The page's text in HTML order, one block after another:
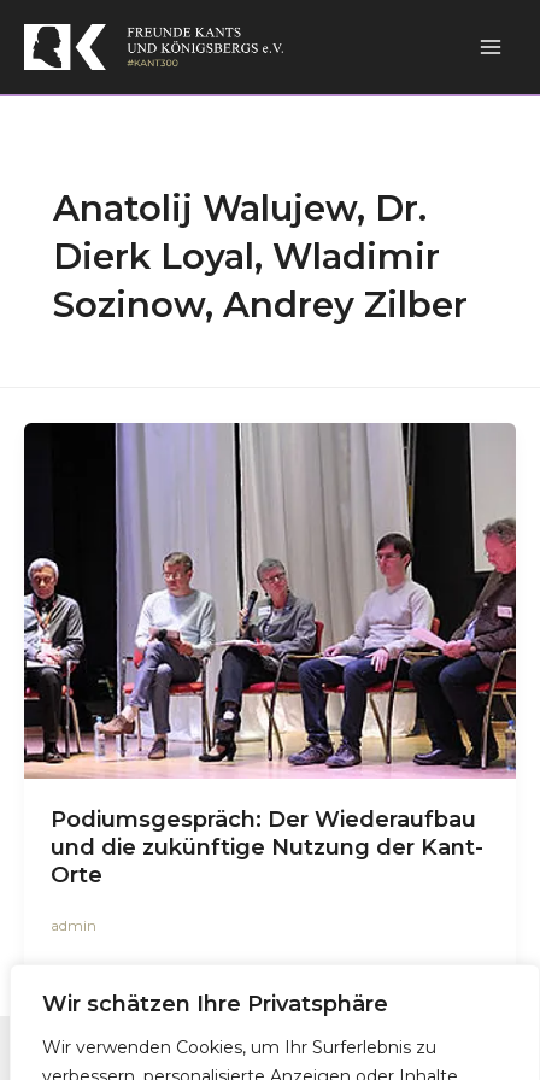
Wir schätzen Ihre Privatsphäre
Wir verwenden Cookies, um Ihr Surferlebnis zu
content
Anatolij Walujew, Dr.
Dierk Loyal, Wladimir
Sozinow, Andrey Zilber
Podiumsgespräch: Der Wiederaufbau
und die zukünftige Nutzung der Kant-
Orte
admin